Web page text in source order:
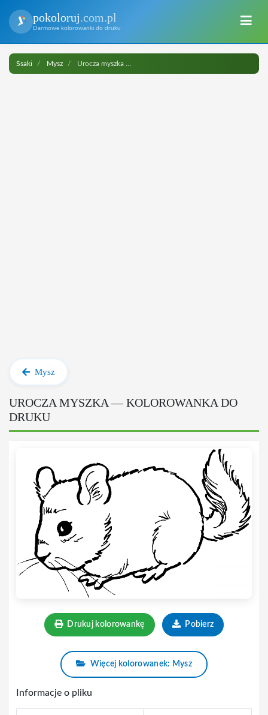
pokoloruj.com.pl
Darmowe kolorowanki do druku
Ssaki Mysz Urocza myszka do druku
Mysz
UROCZA MYSZKA — KOLOROWANKA DO
DRUKU
Drukuj kolorowankę Pobierz
Więcej kolorowanek: Mysz
Informacje o pliku